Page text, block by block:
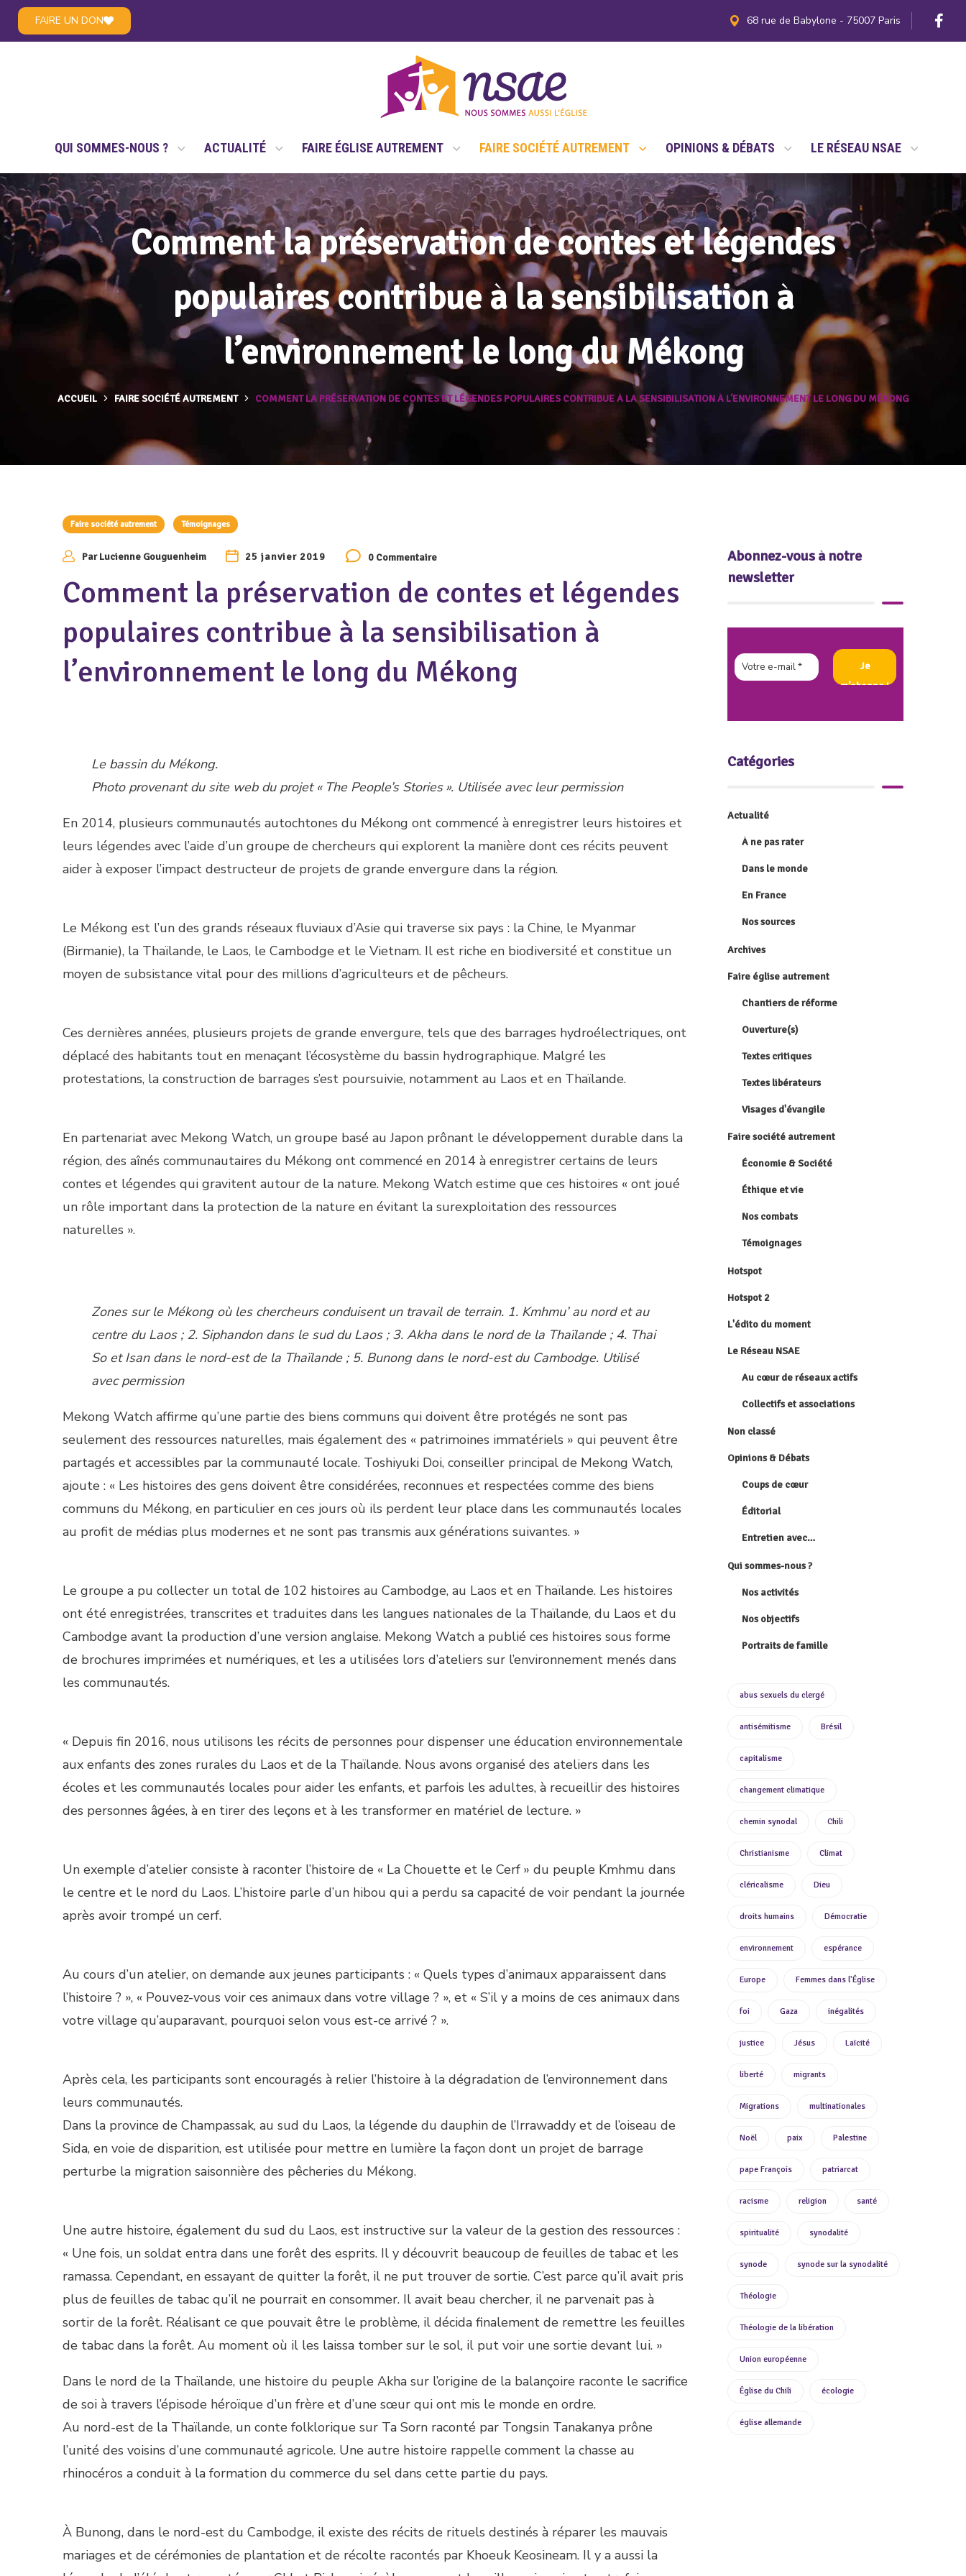
FAIRE UN DON 68 rue de Babylone - 75007 Paris
QUI SOMMES-NOUS ? ACTUALITÉ FAIRE ÉGLISE AUTREMENT FAIRE SOCIÉTÉ AUTREMENT OPINIONS & DÉBATS LE RÉSEAU NSAE
LE RÉSEAU NSAE
Comment la préservation de contes et légendes
populaires contribue à la sensibilisation à
l’environnement le long du Mékong
ACCUEIL FAIRE SOCIÉTÉ AUTREMENT COMMENT LA PRÉSERVATION DE CONTES ET LÉGENDES POPULAIRES CONTRIBUE À LA SENSIBILISATION À L’ENVIRONNEMENT LE LONG DU MÉKONG
Faire société autrement Témoignages
ParLucienne Gouguenheim 25 janvier 2019 0 Commentaire
Comment la préservation de contes et légendes
populaires contribue à la sensibilisation à
l’environnement le long du Mékong
Le bassin du Mékong.
Photo provenant du site web du projet « The People’s Stories ». Utilisée avec leur permission
En 2014, plusieurs communautés autochtones du Mékong ont commencé à enregistrer leurs histoires et
leurs légendes avec l’aide d’un groupe de chercheurs qui explorent la manière dont ces récits peuvent
aider à exposer l’impact destructeur de projets de grande envergure dans la région.
Le Mékong est l’un des grands réseaux fluviaux d’Asie qui traverse six pays : la Chine, le Myanmar
(Birmanie), la Thaïlande, le Laos, le Cambodge et le Vietnam. Il est riche en biodiversité et constitue un
moyen de subsistance vital pour des millions d’agriculteurs et de pêcheurs.
Ces dernières années, plusieurs projets de grande envergure, tels que des barrages hydroélectriques, ont
déplacé des habitants tout en menaçant l’écosystème du bassin hydrographique. Malgré les
protestations, la construction de barrages s’est poursuivie, notamment au Laos et en Thaïlande.
En partenariat avec Mekong Watch, un groupe basé au Japon prônant le développement durable dans la
région, des aînés communautaires du Mékong ont commencé en 2014 à enregistrer certains de leurs
contes et légendes qui gravitent autour de la nature. Mekong Watch estime que ces histoires « ont joué
un rôle important dans la protection de la nature en évitant la surexploitation des ressources
naturelles ».
Zones sur le Mékong où les chercheurs conduisent un travail de terrain. 1. Kmhmu’ au nord et au
centre du Laos ; 2. Siphandon dans le sud du Laos ; 3. Akha dans le nord de la Thaïlande ; 4. Thai
So et Isan dans le nord-est de la Thaïlande ; 5. Bunong dans le nord-est du Cambodge. Utilisé
avec permission
Mekong Watch affirme qu’une partie des biens communs qui doivent être protégés ne sont pas
seulement des ressources naturelles, mais également des « patrimoines immatériels » qui peuvent être
partagés et accessibles par la communauté locale. Toshiyuki Doi, conseiller principal de Mekong Watch,
ajoute : « Les histoires des gens doivent être considérées, reconnues et respectées comme des biens
communs du Mékong, en particulier en ces jours où ils perdent leur place dans les communautés locales
au profit de médias plus modernes et ne sont pas transmis aux générations suivantes. »
Le groupe a pu collecter un total de 102 histoires au Cambodge, au Laos et en Thaïlande. Les histoires
ont été enregistrées, transcrites et traduites dans les langues nationales de la Thaïlande, du Laos et du
Cambodge avant la production d’une version anglaise. Mekong Watch a publié ces histoires sous forme
de brochures imprimées et numériques, et les a utilisées lors d’ateliers sur l’environnement menés dans
les communautés.
« Depuis fin 2016, nous utilisons les récits de personnes pour dispenser une éducation environnementale
aux enfants des zones rurales du Laos et de la Thaïlande. Nous avons organisé des ateliers dans les
écoles et les communautés locales pour aider les enfants, et parfois les adultes, à recueillir des histoires
des personnes âgées, à en tirer des leçons et à les transformer en matériel de lecture. »
Un exemple d’atelier consiste à raconter l’histoire de « La Chouette et le Cerf » du peuple Kmhmu dans
le centre et le nord du Laos. L’histoire parle d’un hibou qui a perdu sa capacité de voir pendant la journée
après avoir trompé un cerf.
Au cours d’un atelier, on demande aux jeunes participants : « Quels types d’animaux apparaissent dans
l’histoire ? », « Pouvez-vous voir ces animaux dans votre village ? », et « S’il y a moins de ces animaux dans
votre village qu’auparavant, pourquoi selon vous est-ce arrivé ? ».
Après cela, les participants sont encouragés à relier l’histoire à la dégradation de l’environnement dans
leurs communautés.
Dans la province de Champassak, au sud du Laos, la légende du dauphin de l’Irrawaddy et de l’oiseau de
Sida, en voie de disparition, est utilisée pour mettre en lumière la façon dont un projet de barrage
perturbe la migration saisonnière des pêcheries du Mékong.
Une autre histoire, également du sud du Laos, est instructive sur la valeur de la gestion des ressources :
« Une fois, un soldat entra dans une forêt des esprits. Il y découvrit beaucoup de feuilles de tabac et les
ramassa. Cependant, en essayant de quitter la forêt, il ne put trouver de sortie. C’est parce qu’il avait pris
plus de feuilles de tabac qu’il ne pourrait en consommer. Il avait beau chercher, il ne parvenait pas à
sortir de la forêt. Réalisant ce que pouvait être le problème, il décida finalement de remettre les feuilles
de tabac dans la forêt. Au moment où il les laissa tomber sur le sol, il put voir une sortie devant lui. »
Dans le nord de la Thaïlande, une histoire du peuple Akha sur l’origine de la balançoire raconte le sacrifice
de soi à travers l’épisode héroïque d’un frère et d’une sœur qui ont mis le monde en ordre.
Au nord-est de la Thaïlande, un conte folklorique sur Ta Sorn raconté par Tongsin Tanakanya prône
l’unité des voisins d’une communauté agricole. Une autre histoire rappelle comment la chasse au
rhinocéros a conduit à la formation du commerce du sel dans cette partie du pays.
À Bunong, dans le nord-est du Cambodge, il existe des récits de rituels destinés à réparer les mauvais
mariages et de cérémonies de plantation et de récolte racontés par Khoeuk Keosineam. Il y a aussi la
Abonnez-vous à notre
newsletter
Catégories
Actualité
À ne pas rater
Dans le monde
En France
Nos sources
Archives
Faire église autrement
Chantiers de réforme
Ouverture(s)
Textes critiques
Textes libérateurs
Visages d'évangile
Faire société autrement
Économie & Société
Éthique et vie
Nos combats
Témoignages
Hotspot
Hotspot 2
L'édito du moment
Le Réseau NSAE
Au cœur de réseaux actifs
Collectifs et associations
Non classé
Opinions & Débats
Coups de cœur
Éditorial
Entretien avec…
Qui sommes-nous ?
Nos activités
Nos objectifs
Portraits de famille
abus sexuels du clergé
antisémitisme Brésil
capitalisme
changement climatique
chemin synodal Chili
Christianisme Climat
cléricalisme Dieu
droits humains Démocratie
environnement espérance
Europe Femmes dans l'Église
foi Gaza inégalités
justice Jésus Laïcité
liberté migrants
Migrations multinationales
Noël paix Palestine
pape François patriarcat
racisme religion santé
spiritualité synodalité
synode synode sur la synodalité
Théologie
Théologie de la libération
Union européenne
Église du Chili écologie
église allemande